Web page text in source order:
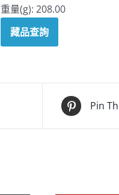
重量(g): 208.00
藏品查詢
Pin